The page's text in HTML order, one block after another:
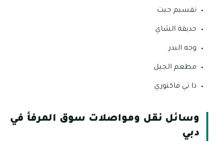
تقسيم جيت
حديقة الشاي
وجه البدر
مطعم الجيل
ذا تي فاكتوري
وسائل نقل ومواصلات سوق المرفأ في
دبي